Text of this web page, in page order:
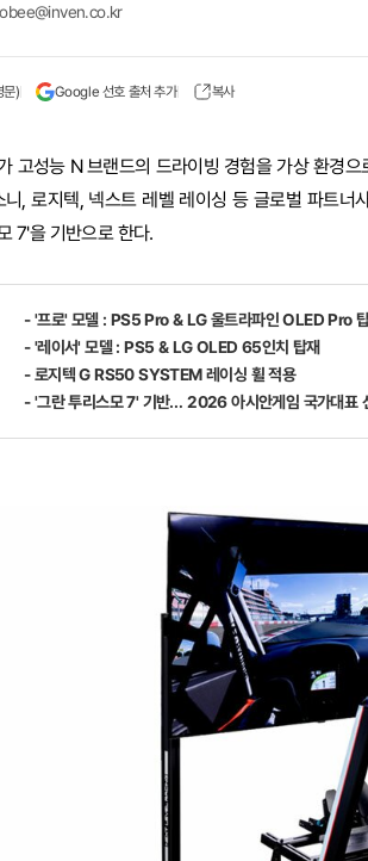
) Google 선호 출처 추가 복사
고성능 N 브랜드의 드라이빙 경험을 가상 환경
니, 로지텍, 넥스트 레벨 레이싱 등 글로벌 파트너
7'을 기반으로 한다.
- '프로' 모델 : PS5 Pro & LG 울트라파인 OLED Pro
- '레이서' 모델 : PS5 & LG OLED 65인치 탑재
- 로지텍 G RS50 SYSTEM 레이싱 휠 적용
- '그란 투리스모 7' 기반… 2026 아시안게임 국가대표